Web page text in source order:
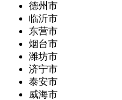
德州市
临沂市
东营市
烟台市
潍坊市
济宁市
泰安市
威海市